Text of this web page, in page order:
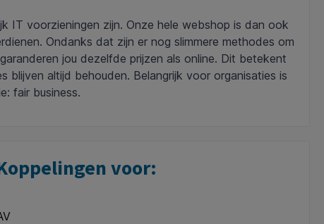
IT voorzieningen zijn. Onze hele webshop is dan ook
Ondanks dat zijn er nog slimmere methodes om
jou dezelfde prijzen als online. Dit betekent
altijd behouden. Belangrijk voor organisaties is
fair business.
voor: